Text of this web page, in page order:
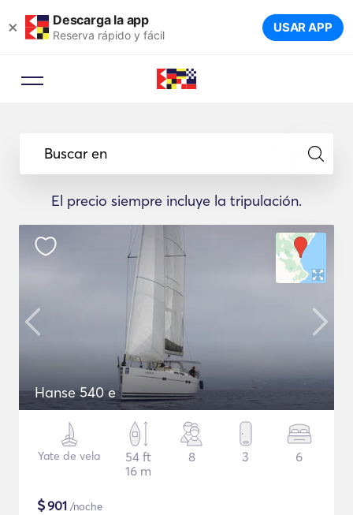
× Descarga la app
Reserva rápido y fácil USAR APP
Buscar en
El precio siempre incluye la tripulación.
Hanse 540 e
Yate de vela
54 ft
16 m
8 3 6
$901 /noche